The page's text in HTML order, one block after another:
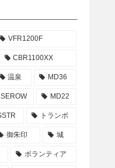
VFR1200F
CBR1100XX
温泉 MD36
SEROW MD22
トランポ
御朱印 城
ボランティア